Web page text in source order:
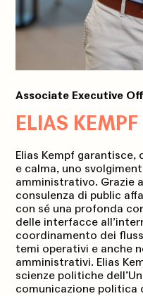
Associate Executive
ELIAS KEMPF
Elias Kempf
e calma, uno
amministrativo. Grazie
consulenza di public
con sé una profonda
delle interfacce
coordinamento dei
temi operativi e anche
amministrativi. Elias
scienze politiche
comunicazione politica